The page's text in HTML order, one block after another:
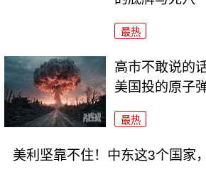
最热
高市不敢说的
美国投的原子
最热
美利坚靠不住！中东这3个国家